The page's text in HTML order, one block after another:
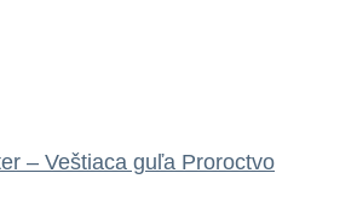
– Veštiaca guľa Proroctvo